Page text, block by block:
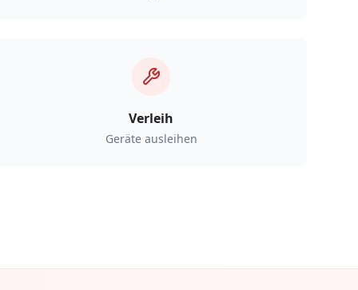
Verleih
Geräte ausleihen